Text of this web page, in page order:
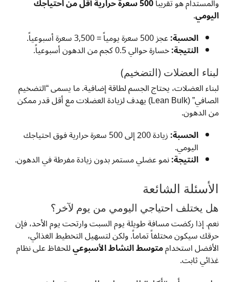
اليومي.
الحسبة:عجز 500 سعرة يومياً = 3,500 سعرة أسبوعياً.
النتيجة:خسارة حوالي 0.5 كجم من الدهون أسبوعياً.
لبناء العضلات (التضخيم)
لبناء العضلات، يحتاج الجسم لطاقة إضافية. ما يسمى “التضخيم
الصافي” (Lean Bulk) يهدف لزيادة العضلات مع أقل قدر ممكن
من الدهون.
الحسبة:
زيادة 200 إلى 500 سعرة حرارية فوق احتياجك
اليومي.
النتيجة:نمو عضلي مستمر بدون زيادة مفرطة في الدهون.
الأسئلة الشائعة
هل يختلف احتياجي اليومي من يوم لآخر؟
نعم. إذا ركضت مسافة طويلة يوم السبت وارتحت يوم الأحد، فإن
حرقك سيكون مختلفاً تماماً. ولكن لتسهيل التخطيط الغذائي،
الأفضل استخداممتوسط النشاط الأسبوعيللحفاظ على نظام
غذائي ثابت.